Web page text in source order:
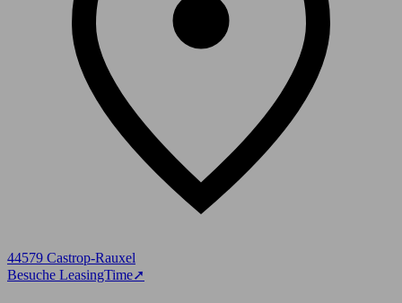
44579 Castrop-Rauxel
Besuche LeasingTime➚